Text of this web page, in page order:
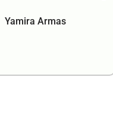
Yamira Armas